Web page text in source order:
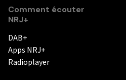
Comment écouter
NRJ+
DAB+
Apps NRJ+
Radioplayer